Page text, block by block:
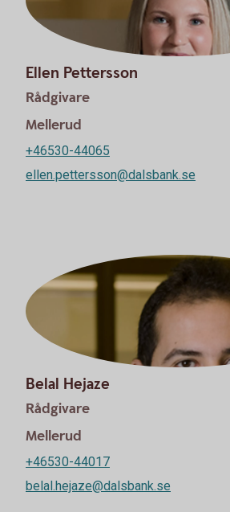
Ellen Pettersson
Rådgivare
Mellerud
+46530-44065
ellen.pettersson@dalsbank.se
Belal Hejaze
Rådgivare
Mellerud
+46530-44017
belal.hejaze@dalsbank.se